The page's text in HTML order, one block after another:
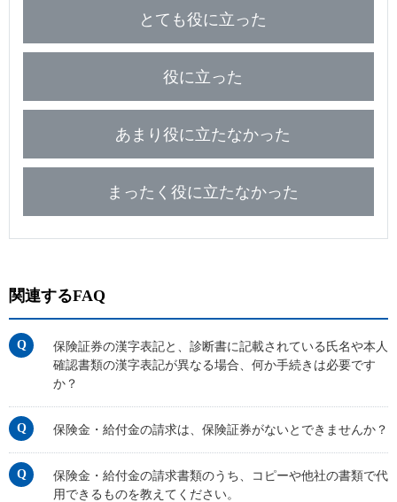
マーケットリンク
ご病気・ご不幸があったとき
とても役に立った
役に立った
あまり役に立たなかった
まったく役に立たなかった
関連するFAQ
保険証券の漢字表記と、診断書に記載されている氏名や本人
確認書類の漢字表記が異なる場合、何か手続きは必要です
か？
保険金・給付金の請求は、保険証券がないとできませんか？
保険金・給付金の請求書類のうち、コピーや他社の書類で代
用できるものを教えてください。